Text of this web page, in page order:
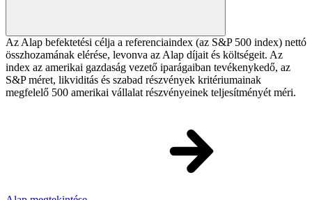
Az Alap befektetési célja a referenciaindex (az S&P 500 index) nettó
összhozamának elérése, levonva az Alap díjait és költségeit. Az
index az amerikai gazdaság vezető iparágaiban tevékenykedő, az
S&P méret, likviditás és szabad részvények kritériumainak
megfelelő 500 amerikai vállalat részvényeinek teljesítményét méri.